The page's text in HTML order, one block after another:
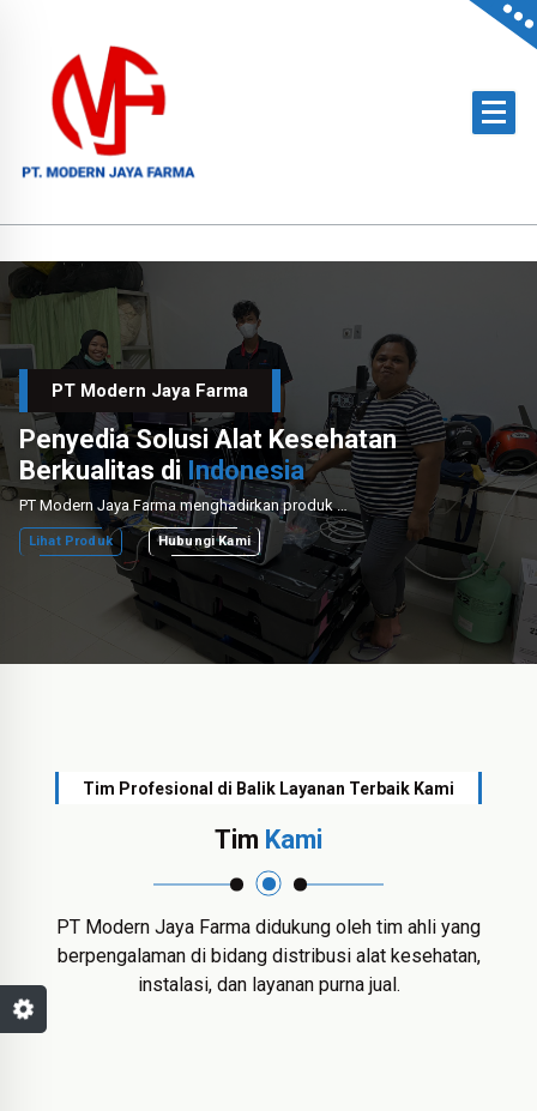
content
PT Modern Jaya Farma
Penyedia Solusi Alat Kesehatan
Berkualitas di Indonesia
PT Modern Jaya Farma menghadirkan produk medis unggulan dengan layanan instalasi dan perawatan profesional untuk mendukung sektor kesehatan nasional.
Lihat Produk Hubungi Kami
Tim Profesional di Balik Layanan Terbaik Kami
Tim Kami
PT Modern Jaya Farma didukung oleh tim ahli yang
berpengalaman di bidang distribusi alat kesehatan,
instalasi, dan layanan purna jual.